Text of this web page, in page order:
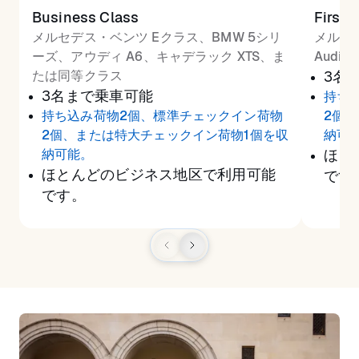
Business Class
メルセデス・ベンツ Eクラス、BMW 5シリ
ーズ、アウディ A6、キャデラック XTS、ま
たは同等クラス
3名まで乗車可能
持ち込み荷物2個、標準チェックイン荷物
2個、または特大チェックイン荷物1個を収
納可能。
ほとんどのビジネス地区で利用可能
です。
First
メルセ
Audi
3名
持ち
2個
納可
ほと
です